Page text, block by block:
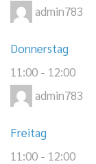
admin783
Donnerstag
11:00 - 12:00
admin783
Freitag
11:00 - 12:00